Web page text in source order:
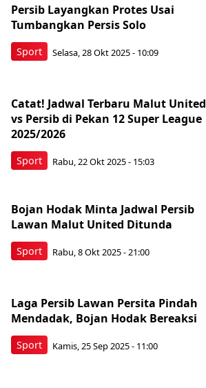
Sport
Persib Layangkan Protes Usai
Tumbangkan Persis Solo
Selasa, 28 Okt 2025 - 10:09
Sport
Catat! Jadwal Terbaru Malut United
vs Persib di Pekan 12 Super League
2025/2026
Rabu, 22 Okt 2025 - 15:03
Sport
Bojan Hodak Minta Jadwal Persib
Lawan Malut United Ditunda
Rabu, 8 Okt 2025 - 21:00
Sport
Laga Persib Lawan Persita Pindah
Mendadak, Bojan Hodak Bereaksi
Kamis, 25 Sep 2025 - 11:00